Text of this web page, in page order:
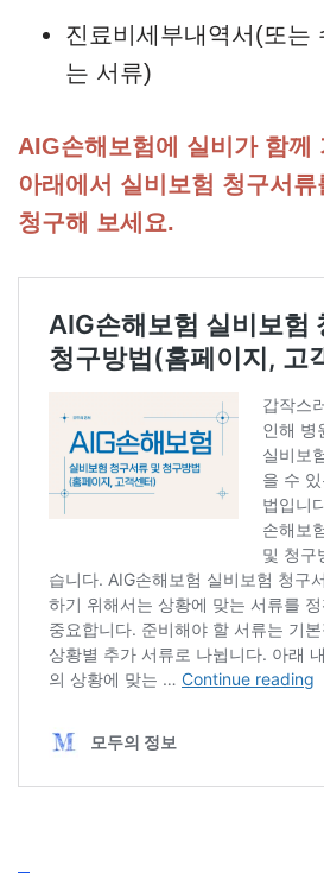
진료비세부내역서(또는
는 서류)
AIG손해보험에 실비가 함께
아래에서 실비보험 청구서류
청구해 보세요.